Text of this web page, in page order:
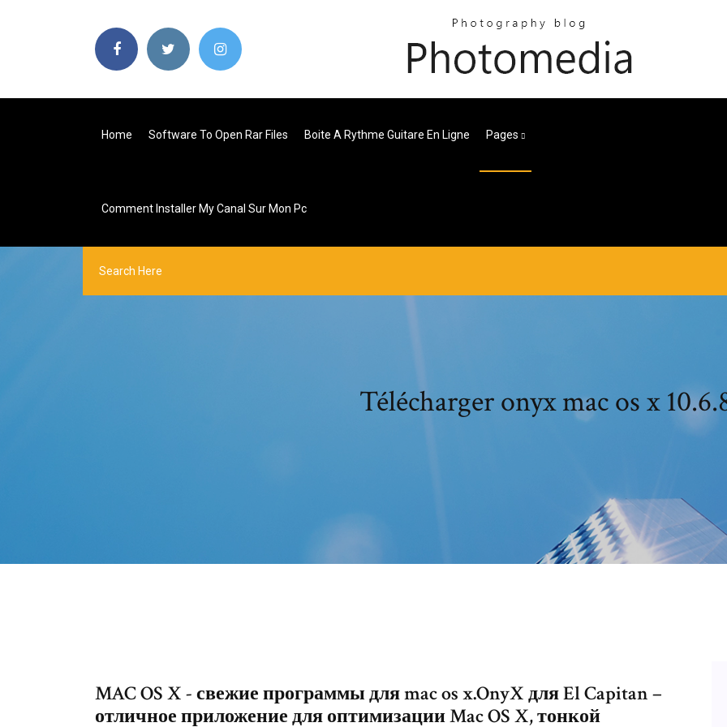
Home Software To Open Rar Files Boite A Rythme Guitare En Ligne Pages
Comment Installer My Canal Sur Mon Pc
Télécharger onyx mac os x
MAC OS X - свежие программы для mac os x.OnyX для El Capitan –
отличное приложение для оптимизации Mac OS X, тонкой